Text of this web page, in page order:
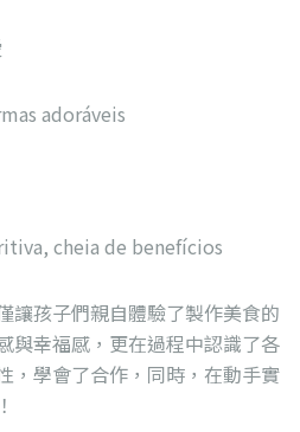
adoráveis
cheia de benefícios
讓孩子們親自體驗了製作美食的
與幸福感，更在過程中認識了各
，學會了合作，同時，在動手實